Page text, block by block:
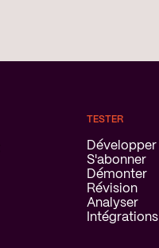
TESTER
Développer
S'abonner
Démonter
Révision
Analyser
Intégrations